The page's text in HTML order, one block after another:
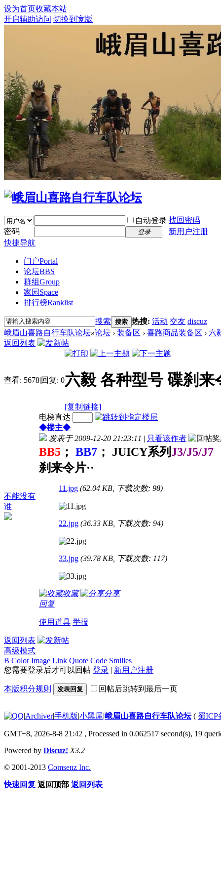
设为首页收藏本站
开启辅助访问 切换到宽版
自动登录 找回密码
密码
登录
新用户注册
快捷导航
门户Portal
论坛BBS
群组Group
家园 Space
排行榜Ranklist
搜索 搜索 热搜: 活动 交友 discuz
峨眉山喜路自行车队论坛»论坛 › 装备区 › 喜路商品装备区 › 六
返回列表
查看: 5678|回复: 0六毅 各种型号 碟刹来
[复制链接]
不能没有
谁
电梯直达
◆楼主◆
发表于 2009-12-20 21:23:11 | 只看该作者
BB5 ； BB7 ； JUICY系列 J3/J5/J7
刹来令片··
11.jpg (62.04 KB, 下载次数: 98)
22.jpg (36.33 KB, 下载次数: 94)
33.jpg (39.78 KB, 下载次数: 117)
收藏
分享
回复
使用道具 举报
返回列表
高级模式
B Color Image Link Quote Code Smilies
您需要登录后才可以回帖 登录 | 新用户注册
本版积分规则 发表回复 回帖后跳转到最后一页
|Archiver|手机版|小黑屋|峨眉山喜路自行车队论坛( 蜀ICP
GMT+8, 2026-8-8 21:42 , Processed in 0.062517 second(s), 19
Powered by Discuz! X3.2
© 2001-2013 Comsenz Inc.
快速回复 返回顶部 返回列表